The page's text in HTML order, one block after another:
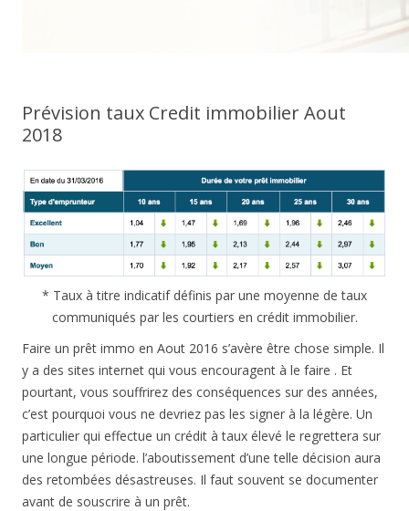
Prévision taux Credit immobilier Aout
2018
* Taux à titre indicatif définis par une moyenne de taux
communiqués par les courtiers en crédit immobilier.
Faire un prêt immo en Aout 2016 s’avère être chose simple. Il
y a des sites internet qui vous encouragent à le faire . Et
pourtant, vous souffrirez des conséquences sur des années,
c’est pourquoi vous ne devriez pas les signer à la légère. Un
particulier qui effectue un crédit à taux élevé le regrettera sur
une longue période. l’aboutissement d’une telle décision aura
des retombées désastreuses. Il faut souvent se documenter
avant de souscrire à un prêt.